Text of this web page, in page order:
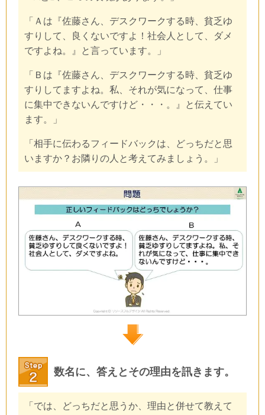
「Ａは『佐藤さん、デスクワークする時、貧乏ゆ
すりして、良くないですよ！社会人として、ダメ
ですよね。』と言っています。」
「Ｂは『佐藤さん、デスクワークする時、貧乏ゆ
すりしてますよね。私、それが気になって、仕事
に集中できないんですけど・・・。』と伝えてい
ます。」
「相手に伝わるフィードバックは、どっちだと思
いますか？ お隣りの人と考えてみましょう。」
数名に、答えとその理由を訊きます。
「 では、どっちだと思うか、理由と併せて教えて